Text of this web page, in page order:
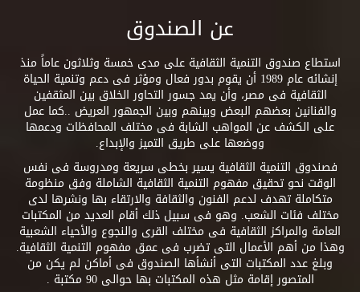
عن الصندوق
استطاع صندوق التنمية الثقافية على مدى خمسة وثلاثون عاماً منذ
إنشائه عام 1989 أن يقوم بدور فعال ومؤثر فى دعم وتنمية الحياة
الثقافية فى مصر، وأن يمد جسور التحاور الخلاق بين المثقفين
والفنانين بعضهم البعض وبينهم وبين الجمهور العريض ..كما عمل
على الكشف عن المواهب الشابة فى مختلف المحافظات ودعمها
ووضعها على طريق التميز والإبداع.
فصندوق التنمية الثقافية يسير بخطى سريعة ومدروسة فى نفس
الوقت نحو تحقيق مفهوم التنمية الثقافية الشاملة وفق منظومة
متكاملة تهدف لدعم الفنون والثقافة والارتقاء بها ونشرها لدى
مختلف فئات الشعب. وهو فى سبيل ذلك أقام العديد من المكتبات
العامة والمراكز الثقافية فى مختلف القرى والنجوع والأحياء الشعبية
وهذا من أهم الأعمال التى تضرب فى عمق مفهوم التنمية الثقافية.
وبلغ عدد المكتبات التى أنشأها الصندوق فى أماكن لم يكن من
المتصور إقامة مثل هذه المكتبات بها حوالى 90 مكتبة .